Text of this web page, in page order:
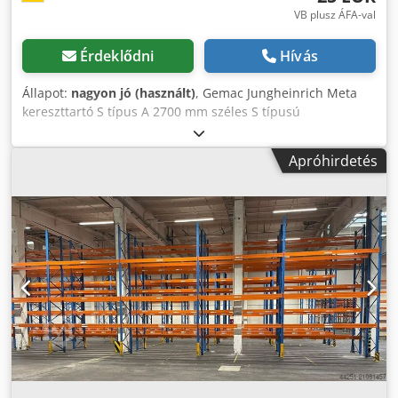
VB plusz ÁFA-val
Érdeklődni Hívás
Állapot: nagyon jó (használt), Gemac Jungheinrich Meta
kereszttartó S típus A 2700 mm széles S típusú
raklapállvány kereszttartó egy párra három EUR raklap
elhelyezését teszi lehetővé. Alkatrészként sérült
kereszttartók cseréjéhez (például állványvizsgálat után),
A kereszttartók magassága egyedi igény szerint 50 mm-es
osztásközönként állítható. Gyártó: Gemac, Jungheinrich /
Meta Modell / típus: S Kereszttartó hossza: 2700 mm
Teherbírás kereszttartó páronként: max. 3000 kg
Dobozprofil: 140 x 50 mm (magasság x mélység) Teljes
hossz: 2780 mm Dodpfx Aew N Nbnjkzokr Anyag: hidegen
hengerelt acél Profil kivitel: téglalap profil Rögzítés: minden
oldalon akasztófülek, rögzítés biztonsági csapszeggel
Felület: porszórt Szín: RAL 2001 narancsvörös Szállítási
tartalom: 1 x raklapállvány kereszttartó 2700 x 140 x 50 mm
Apróhirdetés